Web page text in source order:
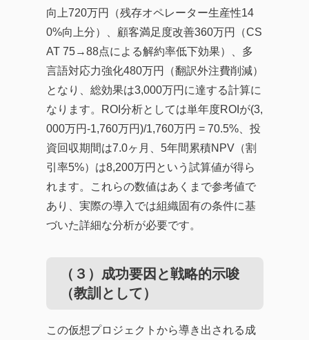
向上720万円（残存オペレーター生産性14
0%向上分）、顧客満足度改善360万円（CS
AT 75→88点による解約率低下効果）、多
言語対応力強化480万円（翻訳外注費削減）
となり、総効果は3,000万円に達する計算に
なります。ROI分析としては単年度ROIが(3,
000万円-1,760万円)/1,760万円 = 70.5%、投
資回収期間は7.0ヶ月、5年間累積NPV（割
引率5%）は8,200万円という試算値が得ら
れます。これらの数値はあくまで参考値で
あり、実際の導入では組織固有の条件に基
づいた詳細な分析が必要です。
（３）成功要因と戦略的示唆
（教訓として）
この仮想プロジェクトから導き出される成